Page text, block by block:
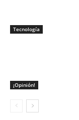
Tecnología
¡Opinión!